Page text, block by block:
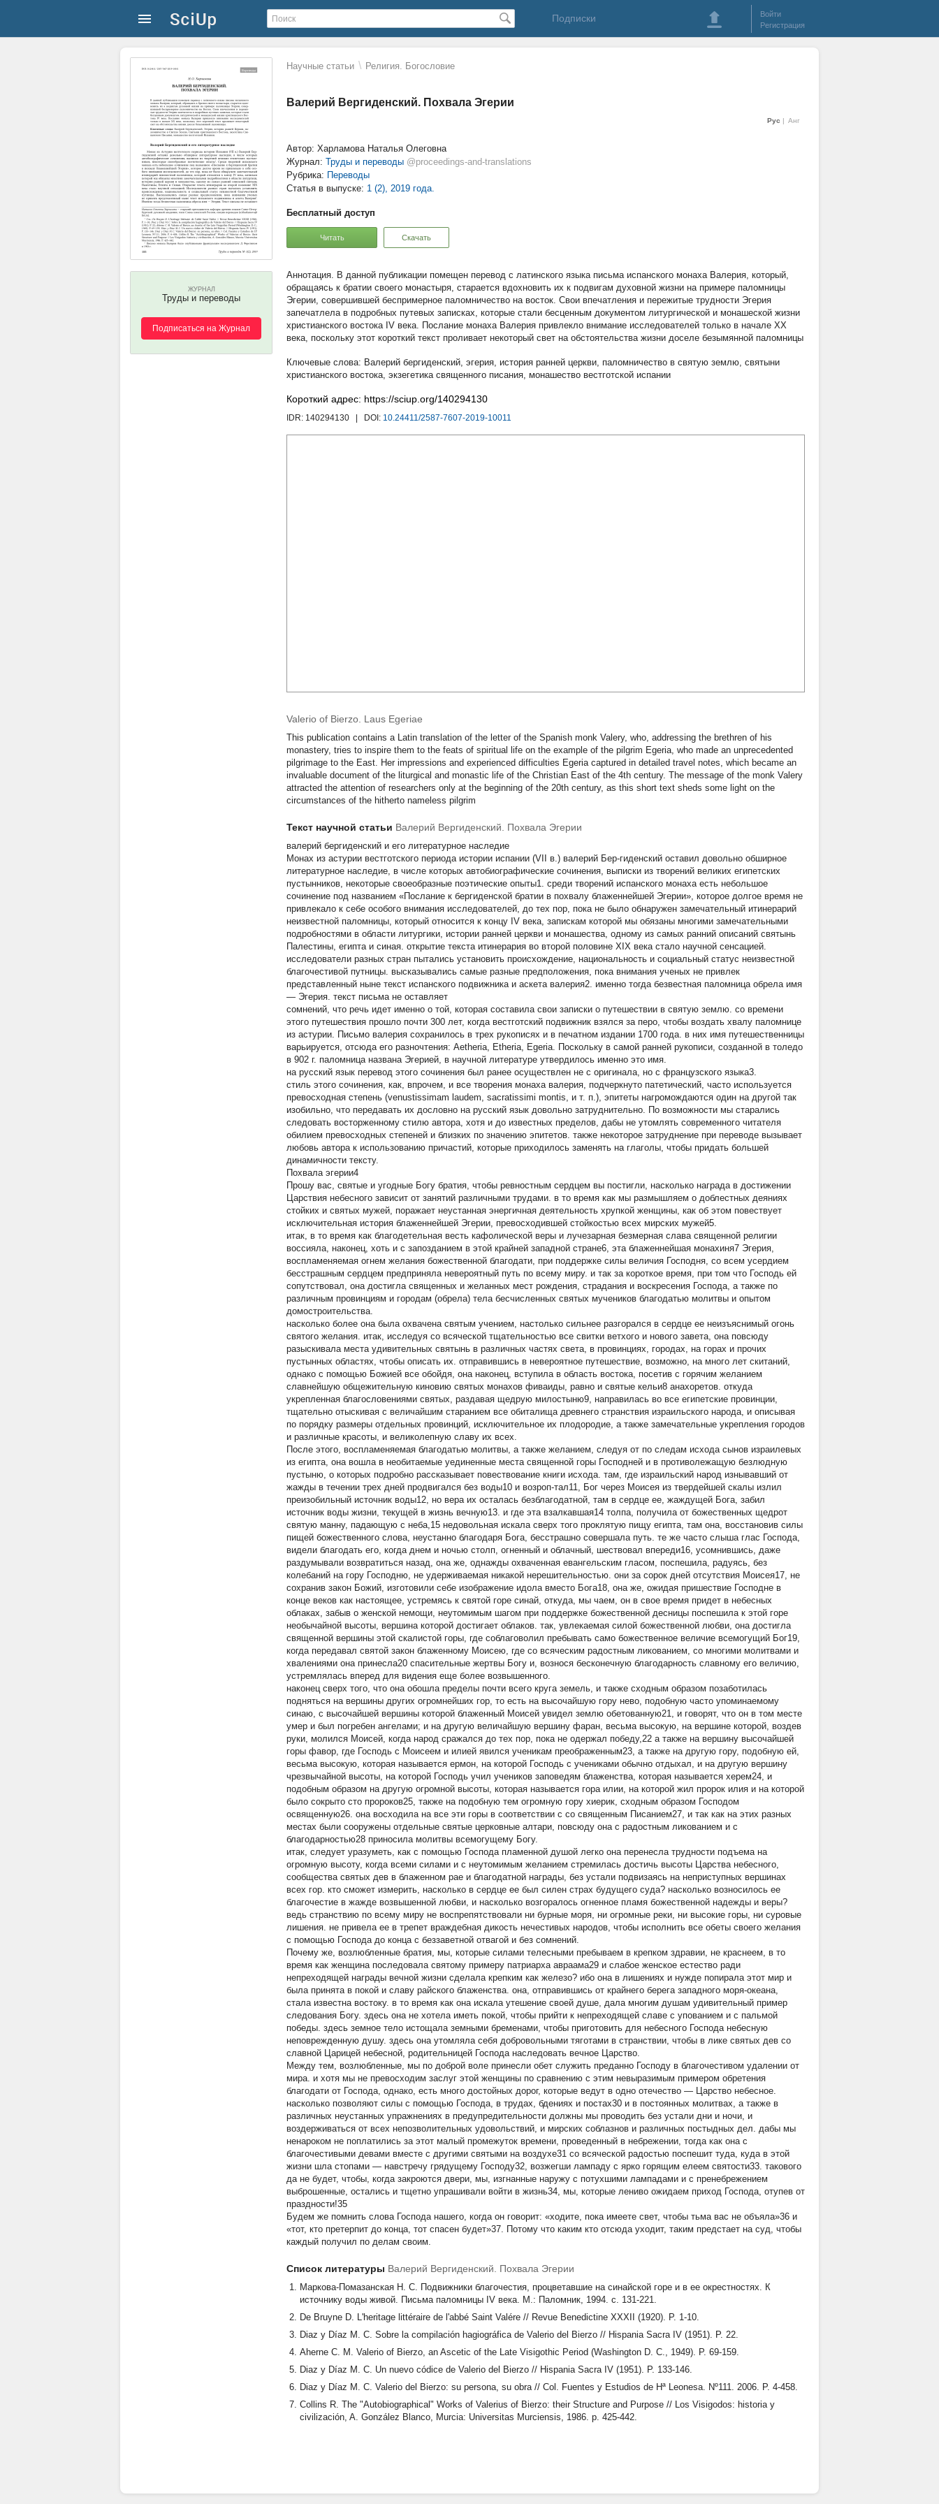
Подписки
Войти
Регистрация
Научные статьи \ Религия. Богословие
Валерий Вергиденский. Похвала Эгерии
Рус Анг
ЖУРНАЛ
Труды и переводы
Подписаться на Журнал
Автор: Харламова Наталья Олеговна
Журнал: Труды и переводы @proceedings-and-translations
Рубрика: Переводы
Статья в выпуске: 1 (2), 2019 года.
Бесплатный доступ
Читать Скачать
В данной публикации помещен перевод с латинского языка письма испанского монаха Валерия, который,
обращаясь к братии своего монастыря, старается вдохновить их к подвигам духовной жизни на примере паломницы
Эгерии, совершившей беспримерное паломничество на восток. Свои впечатления и пережитые трудности Эгерия
запечатлела в подробных путевых записках, которые стали бесценным документом литургической и монашеской жизни
христианского востока IV века. Послание монаха Валерия привлекло внимание исследователей только в начале XX
века, поскольку этот короткий текст проливает некоторый свет на обстоятельства жизни доселе безымянной паломницы
Валерий бергиденский, эгерия, история ранней церкви, паломничество в святую землю, святыни
христианского востока, экзегетика священного писания, монашество вестготской испании
Короткий адрес: https://sciup.org/140294130
IDR: 140294130 | DOI: 10.24411/2587-7607-2019-10011
Valerio of Bierzo. Laus Egeriae
This publication contains a Latin translation of the letter of the Spanish monk Valery, who, addressing the brethren of his
monastery, tries to inspire them to the feats of spiritual life on the example of the pilgrim Egeria, who made an unprecedented
pilgrimage to the East. Her impressions and experienced difficulties Egeria captured in detailed travel notes, which became an
invaluable document of the liturgical and monastic life of the Christian East of the 4th century. The message of the monk Valery
attracted the attention of researchers only at the beginning of the 20th century, as this short text sheds some light on the
circumstances of the hitherto nameless pilgrim
Текст научной статьи Валерий Вергиденский. Похвала Эгерии
валерий бергиденский и его литературное наследие
Монах из астурии вестготского периода истории испании (VII в.) валерий Бер-гиденский оставил довольно обширное
литературное наследие, в числе которых автобиографические сочинения, выписки из творений великих египетских
пустынников, некоторые своеобразные поэтические опыты1. среди творений испанского монаха есть небольшое
сочинение под названием «Послание к бергиденской братии в похвалу блаженнейшей Эгерии», которое долгое время не
привлекало к себе особого внимания исследователей, до тех пор, пока не было обнаружен замечательный итинерарий
неизвестной паломницы, который относится к концу IV века, запискам которой мы обязаны многими замечательными
подробностями в области литургики, истории ранней церкви и монашества, одному из самых ранний описаний святынь
Палестины, египта и синая. открытие текста итинерария во второй половине XIX века стало научной сенсацией.
исследователи разных стран пытались установить происхождение, национальность и социальный статус неизвестной
благочестивой путницы. высказывались самые разные предположения, пока внимания ученых не привлек
представленный ныне текст испанского подвижника и аскета валерия2. именно тогда безвестная паломница обрела имя
— Эгерия. текст письма не оставляет
сомнений, что речь идет именно о той, которая составила свои записки о путешествии в святую землю. со времени
этого путешествия прошло почти 300 лет, когда вестготский подвижник взялся за перо, чтобы воздать хвалу паломнице
из астурии. Письмо валерия сохранилось в трех рукописях и в печатном издании 1700 года. в них имя путешественницы
варьируется, отсюда его разночтения: Aetheria, Etheria, Egeria. Поскольку в самой ранней рукописи, созданной в толедо
в 902 г. паломница названа Эгерией, в научной литературе утвердилось именно это имя.
на русский язык перевод этого сочинения был ранее осуществлен не с оригинала, но с французского языка3.
стиль этого сочинения, как, впрочем, и все творения монаха валерия, подчеркнуто патетический, часто используется
превосходная степень (venustissimam laudem, sacratissimi montis, и т. п.), эпитеты нагромождаются один на другой так
изобильно, что передавать их дословно на русский язык довольно затруднительно. По возможности мы старались
следовать восторженному стилю автора, хотя и до известных пределов, дабы не утомлять современного читателя
обилием превосходных степеней и близких по значению эпитетов. также некоторое затруднение при переводе вызывает
любовь автора к использованию причастий, которые приходилось заменять на глаголы, чтобы придать большей
динамичности тексту.
Похвала эгерии4
Прошу вас, святые и угодные Богу братия, чтобы ревностным сердцем вы постигли, насколько награда в достижении
Царствия небесного зависит от занятий различными трудами. в то время как мы размышляем о доблестных деяниях
стойких и святых мужей, поражает неустанная энергичная деятельность хрупкой женщины, как об этом повествует
исключительная история блаженнейшей Эгерии, превосходившей стойкостью всех мирских мужей5.
итак, в то время как благодетельная весть кафолической веры и лучезарная безмерная слава священной религии
воссияла, наконец, хоть и с запозданием в этой крайней западной стране6, эта блаженнейшая монахиня7 Эгерия,
воспламеняемая огнем желания божественной благодати, при поддержке силы величия Господня, со всем усердием
бесстрашным сердцем предприняла невероятный путь по всему миру. и так за короткое время, при том что Господь ей
сопутствовал, она достигла священных и желанных мест рождения, страдания и воскресения Господа, а также по
различным провинциям и городам (обрела) тела бесчисленных святых мучеников благодатью молитвы и опытом
домостроительства.
насколько более она была охвачена святым учением, настолько сильнее разгорался в сердце ее неизъяснимый огонь
святого желания. итак, исследуя со всяческой тщательностью все свитки ветхого и нового завета, она повсюду
разыскивала места удивительных святынь в различных частях света, в провинциях, городах, на горах и прочих
пустынных областях, чтобы описать их. отправившись в невероятное путешествие, возможно, на много лет скитаний,
однако с помощью Божией все обойдя, она наконец, вступила в область востока, посетив с горячим желанием
славнейшую общежительную киновию святых монахов фиваиды, равно и святые кельи8 анахоретов. откуда
укрепленная благословениями святых, раздавая щедрую милостыню9, направилась во все египетские провинции,
тщательно отыскивая с величайшим старанием все обиталища древнего странствия израильского народа, и описывая
по порядку размеры отдельных провинций, исключительное их плодородие, а также замечательные укрепления городов
и различные красоты, и великолепную славу их всех.
После этого, воспламеняемая благодатью молитвы, а также желанием, следуя от по следам исхода сынов израилевых
из египта, она вошла в необитаемые уединенные места священной горы Господней и в противолежащую безлюдную
пустыню, о которых подробно рассказывает повествование книги исхода. там, где израильский народ изнывавший от
жажды в течении трех дней продвигался без воды10 и возроп-тал11, Бог через Моисея из твердейшей скалы излил
преизобильный источник воды12, но вера их осталась безблагодатной, там в сердце ее, жаждущей Бога, забил
источник воды жизни, текущей в жизнь вечную13. и где эта взалкавшая14 толпа, получила от божественных щедрот
святую манну, падающую с неба,15 недовольная искала сверх того проклятую пищу египта, там она, восстановив силы
пищей божественного слова, неустанно благодаря Бога, бесстрашно совершала путь. те же часто слыша глас Господа,
видели благодать его, когда днем и ночью столп, огненный и облачный, шествовал впереди16, усомнившись, даже
раздумывали возвратиться назад, она же, однажды охваченная евангельским гласом, поспешила, радуясь, без
колебаний на гору Господню, не удерживаемая никакой нерешительностью. они за сорок дней отсутствия Моисея17, не
сохранив закон Божий, изготовили себе изображение идола вместо Бога18, она же, ожидая пришествие Господне в
конце веков как настоящее, устремясь к святой горе синай, откуда, мы чаем, он в свое время придет в небесных
облаках, забыв о женской немощи, неутомимым шагом при поддержке божественной десницы поспешила к этой горе
необычайной высоты, вершина которой достигает облаков. так, увлекаемая силой божественной любви, она достигла
священной вершины этой скалистой горы, где соблаговолил пребывать само божественное величие всемогущий Бог19,
когда передавал святой закон блаженному Моисею, где со всяческим радостным ликованием, со многими молитвами и
хвалениями она принесла20 спасительные жертвы Богу и, вознося бесконечную благодарность славному его величию,
устремлялась вперед для видения еще более возвышенного.
наконец сверх того, что она обошла пределы почти всего круга земель, и также сходным образом позаботилась
подняться на вершины других огромнейших гор, то есть на высочайшую гору нево, подобную часто упоминаемому
синаю, с высочайшей вершины которой блаженный Моисей увидел землю обетованную21, и говорят, что он в том месте
умер и был погребен ангелами; и на другую величайшую вершину фаран, весьма высокую, на вершине которой, воздев
руки, молился Моисей, когда народ сражался до тех пор, пока не одержал победу,22 а также на вершину высочайшей
горы фавор, где Господь с Моисеем и илией явился ученикам преображенным23, а также на другую гору, подобную ей,
весьма высокую, которая называется ермон, на которой Господь с учениками обычно отдыхал, и на другую вершину
чрезвычайной высоты, на которой Господь учил учеников заповедям блаженства, которая называется херем24, и
подобным образом на другую огромной высоты, которая называется гора илии, на которой жил пророк илия и на которой
было сокрыто сто пророков25, также на подобную тем огромную гору хиерик, сходным образом Господом
освященную26. она восходила на все эти горы в соответствии с со священным Писанием27, и так как на этих разных
местах были сооружены отдельные святые церковные алтари, повсюду она с радостным ликованием и с
благодарностью28 приносила молитвы всемогущему Богу.
итак, следует уразуметь, как с помощью Господа пламенной душой легко она перенесла трудности подъема на
огромную высоту, когда всеми силами и с неутомимым желанием стремилась достичь высоты Царства небесного,
сообщества святых дев в блаженном рае и благодатной награды, без устали подвизаясь на неприступных вершинах
всех гор. кто сможет измерить, насколько в сердце ее был силен страх будущего суда? насколько возносилось ее
благочестие в жажде возвышенной любви, и насколько возгоралось огненное пламя божественной надежды и веры?
ведь странствию по всему миру не воспрепятствовали ни бурные моря, ни огромные реки, ни высокие горы, ни суровые
лишения. не привела ее в трепет враждебная дикость нечестивых народов, чтобы исполнить все обеты своего желания
с помощью Господа до конца с беззаветной отвагой и без сомнений.
Почему же, возлюбленные братия, мы, которые силами телесными пребываем в крепком здравии, не краснеем, в то
время как женщина последовала святому примеру патриарха авраама29 и слабое женское естество ради
непреходящей награды вечной жизни сделала крепким как железо? ибо она в лишениях и нужде попирала этот мир и
была принята в покой и славу райского блаженства. она, отправившись от крайнего берега западного моря-океана,
стала известна востоку. в то время как она искала утешение своей душе, дала многим душам удивительный пример
следования Богу. здесь она не хотела иметь покой, чтобы прийти к непреходящей славе с упованием и с пальмой
победы. здесь земное тело истощала земными бременами, чтобы приготовить для небесного Господа небесную
неповрежденную душу. здесь она утомляла себя добровольными тяготами в странствии, чтобы в лике святых дев со
славной Царицей небесной, родительницей Господа наследовать вечное Царство.
Между тем, возлюбленные, мы по доброй воле принесли обет служить преданно Господу в благочестивом удалении от
мира. и хотя мы не превосходим заслуг этой женщины по сравнению с этим невыразимым примером обретения
благодати от Господа, однако, есть много достойных дорог, которые ведут в одно отечество — Царство небесное.
насколько позволяют силы с помощью Господа, в трудах, бдениях и постах30 и в постоянных молитвах, а также в
различных неустанных упражнениях в предупредительности должны мы проводить без устали дни и ночи, и
воздерживаться от всех непозволительных удовольствий, и мирских соблазнов и различных постыдных дел. дабы мы
ненароком не поплатились за этот малый промежуток времени, проведенный в небрежении, тогда как она с
благочестивыми девами вместе с другими святыми на воздухе31 со всяческой радостью поспешит туда, куда в этой
жизни шла стопами — навстречу грядущему Господу32, возжегши лампаду с ярко горящим елеем святости33. такового
да не будет, чтобы, когда закроются двери, мы, изгнанные наружу с потухшими лампадами и с пренебрежением
выброшенные, остались и тщетно упрашивали войти в жизнь34, мы, которые лениво ожидаем приход Господа, отупев от
праздности!35
Будем же помнить слова Господа нашего, когда он говорит: «ходите, пока имеете свет, чтобы тьма вас не объяла»36 и
«тот, кто претерпит до конца, тот спасен будет»37. Потому что каким кто отсюда уходит, таким предстает на суд, чтобы
каждый получил по делам своим.
Список литературы Валерий Вергиденский. Похвала Эгерии
Маркова-Помазанская Н. С. Подвижники благочестия, процветавшие на синайской горе и в ее окрестностях. К
источнику воды живой. Письма паломницы IV века. М.: Паломник, 1994. с. 131-221.
De Bruyne D. L'heritage littéraire de l'abbé Saint Valére // Revue Benedictine XXXII (1920). P. 1-10.
Diaz y Díaz M. C. Sobre la compilación hagiográfica de Valerio del Bierzo // Hispania Sacra IV (1951). P. 22.
Aherne C. M. Valerio of Bierzo, an Ascetic of the Late Visigothic Period (Washington D. C., 1949). P. 69-159.
Diaz y Díaz M. C. Un nuevo códice de Valerio del Bierzo // Hispania Sacra IV (1951). P. 133-146.
Diaz y Díaz M. C. Valerio del Bierzo: su persona, su obra // Col. Fuentes y Estudios de Hª Leonesa. Nº111. 2006. P. 4-458.
Collins R. The "Autobiographical" Works of Valerius of Bierzo: their Structure and Purpose // Los Visigodos: historia y
civilización, A. González Blanco, Murcia: Universitas Murciensis, 1986. р. 425-442.